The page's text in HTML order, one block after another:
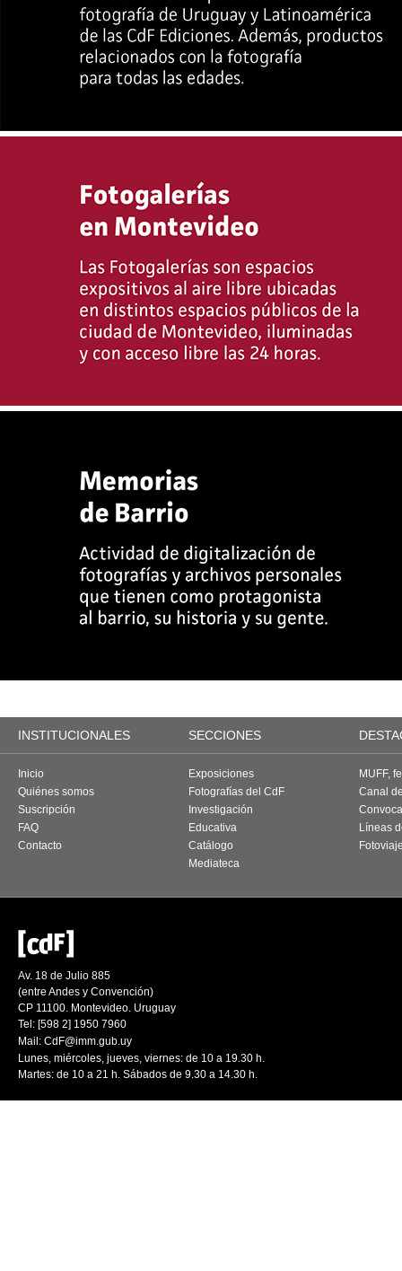
INSTITUCIONALES SECCIONES
Inicio
Quiénes somos
Suscripción
FAQ
Contacto
Exposiciones
Fotografías del CdF
Investigación
Educativa
Catálogo
Mediateca
MUFF,
Canal
Líneas
Av. 18 de Julio 885
(entre Andes y Convención)
CP 11100. Montevideo. Uruguay
Tel: [598 2] 1950 7960
Mail: CdF@imm.gub.uy
Lunes, miércoles, jueves, viernes: de 10 a 19.30 h.
Martes: de 10 a 21 h. Sábados de 9.30 a 14.30 h.